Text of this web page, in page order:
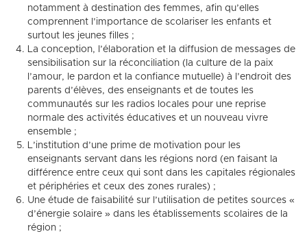
notamment à destination des femmes, afin qu’elles
comprennent l’importance de scolariser les enfants et
surtout les jeunes filles ;
La conception, l’élaboration et la diffusion de messages de
sensibilisation sur la réconciliation (la culture de la paix
l’amour, le pardon et la confiance mutuelle) à l’endroit des
parents d’élèves, des enseignants et de toutes les
communautés sur les radios locales pour une reprise
normale des activités éducatives et un nouveau vivre
ensemble ;
L’institution d’une prime de motivation pour les
enseignants servant dans les régions nord (en faisant la
différence entre ceux qui sont dans les capitales régionales
et périphéries et ceux des zones rurales) ;
Une étude de faisabilité sur l’utilisation de petites sources «
d’énergie solaire » dans les établissements scolaires de la
région ;